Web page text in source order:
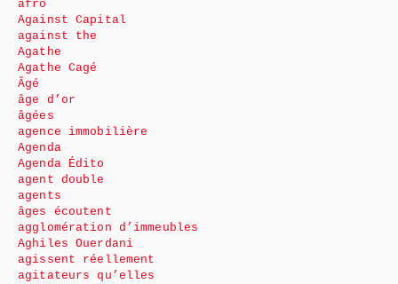
afro
Against Capital
against the
Agathe
Agathe Cagé
Âgé
âge d’or
âgées
agence immobilière
Agenda
Agenda Édito
agent double
agents
âges écoutent
agglomération d’immeubles
Aghiles Ouerdani
agissent réellement
agitateurs qu’elles